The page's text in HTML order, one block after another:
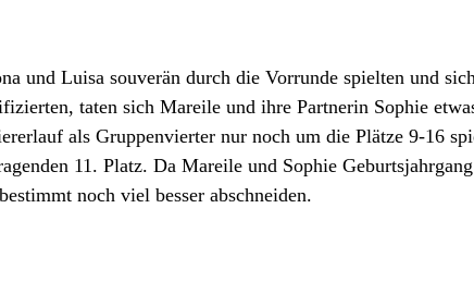
und Luisa souverän durch die Vorrunde spielten und
taten sich Mareile und ihre Partnerin Sophie
als Gruppenvierter nur noch um die Plätze 9-16
11. Platz. Da Mareile und Sophie
noch viel besser abschneiden.